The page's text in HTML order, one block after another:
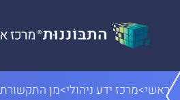
ראשי>מרכז ידע ניהולי>מן התקשורת